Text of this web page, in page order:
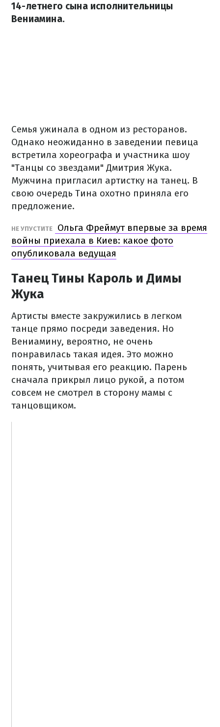
14-летнего сына исполнительницы
Вениамина.
Семья ужинала в одном из ресторанов.
Однако неожиданно в заведении певица
встретила хореографа и участника шоу
"Танцы со звездами" Дмитрия Жука.
Мужчина пригласил артистку на танец. В
свою очередь Тина охотно приняла его
предложение.
НЕ УПУСТИТЕ
Ольга Фреймут впервые за время
войны приехала в Киев: какое фото
опубликовала ведущая
Танец Тины Кароль и Димы
Жука
Артисты вместе закружились в легком
танце прямо посреди заведения. Но
Вениамину, вероятно, не очень
понравилась такая идея. Это можно
понять, учитывая его реакцию. Парень
сначала прикрыл лицо рукой, а потом
совсем не смотрел в сторону мамы с
танцовщиком.